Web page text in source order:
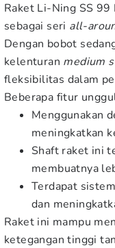
Raket Li-Ning SS 99
sebagai seri all-
Dengan bobot
kelenturan medium
fleksibilitas dalam
Beberapa fitur
Menggunakan
meningkatkan
Shaft raket ini
membuatnya
Terdapat
dan
Raket ini mampu
ketegangan tinggi